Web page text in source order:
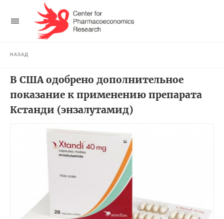
НАЗАД
В США одобрено дополнительное
показание к применению препарата
Кстанди (энзалутамид)